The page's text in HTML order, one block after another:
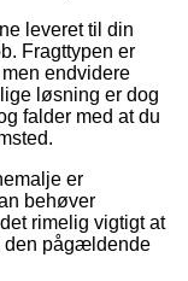
leveret til din
Fragttypen er
endvidere
løsning er dog
falder med at du
er
behøver
rimelig vigtigt at
den pågældende